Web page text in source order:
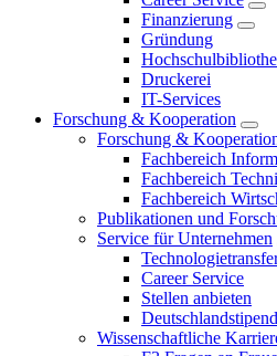
Finanzierung
Gründung
Druckerei
IT-Services
Forschung & Kooperation
Forschung &
Fachbereich
Fachbereich
Fachbereich
Publikationen und
Service für Unternehmen
Career Service
Stellen anbieten
Wissenschaftliche